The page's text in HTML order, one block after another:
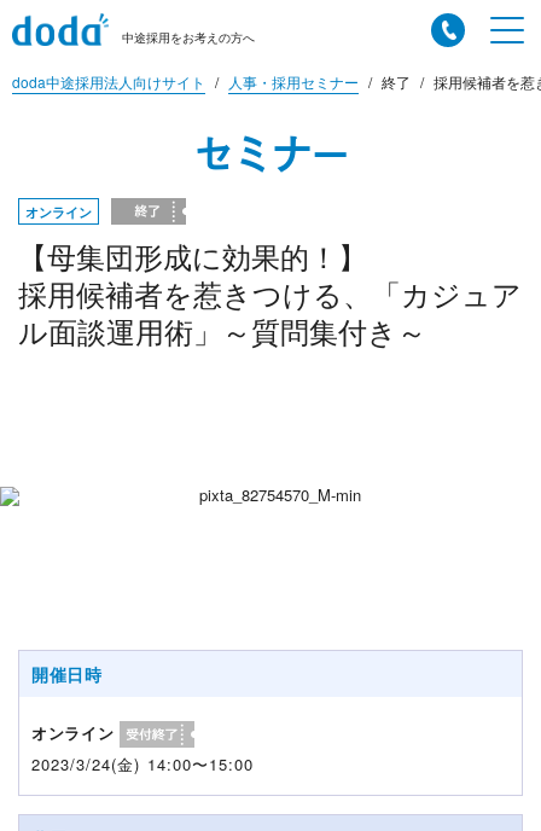
中途採用をお考えの方へ
doda中途採用法人向けサイト 人事・採用セミナー 終了 採用候補者を惹
セミナー
オンライン
【母集団形成に効果的！】
採用候補者を惹きつける、「カジュア
ル面談運用術」～質問集付き～
開催日時
オンライン
2023/3/24(金) 14:00〜15:00